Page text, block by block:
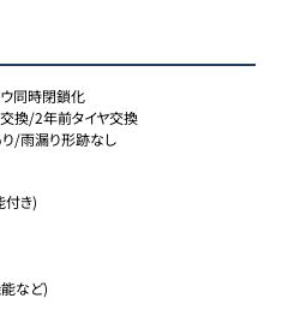
同時閉鎖化
換/2年前タイヤ交換
/雨漏り形跡なし
付き)
など)